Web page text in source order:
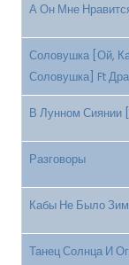
А Он Мне
Соловушка [Ой,
Соловушка] Ft
В Лунном Сиянии
Разговоры
Кабы Не Было
Танец Солнца И